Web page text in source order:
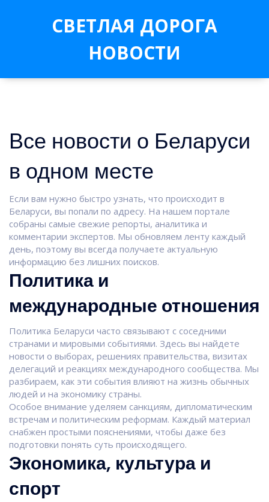
СВЕТЛАЯ ДОРОГА
НОВОСТИ
Все новости о Беларуси
в одном месте
Если вам нужно быстро узнать, что происходит в
Беларуси, вы попали по адресу. На нашем портале
собраны самые свежие репорты, аналитика и
комментарии экспертов. Мы обновляем ленту каждый
день, поэтому вы всегда получаете актуальную
информацию без лишних поисков.
Политика и
международные отношения
Политика Беларуси часто связывают с соседними
странами и мировыми событиями. Здесь вы найдете
новости о выборах, решениях правительства, визитах
делегаций и реакциях международного сообщества. Мы
разбираем, как эти события влияют на жизнь обычных
людей и на экономику страны.
Особое внимание уделяем санкциям, дипломатическим
встречам и политическим реформам. Каждый материал
снабжен простыми пояснениями, чтобы даже без
подготовки понять суть происходящего.
Экономика, культура и
спорт